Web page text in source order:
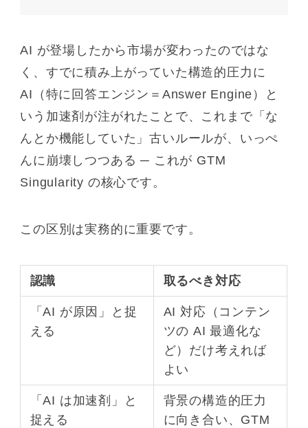
AI が登場したから市場が変わったのではな
く、すでに積み上がっていた構造的圧力に
AI（特に回答エンジン＝Answer Engine）と
いう加速剤が注がれたことで、これまで「な
んとか機能していた」古いルールが、いっぺ
んに崩壊しつつある ─ これが GTM
Singularity の核心です。
この区別は実務的に重要です。
認識 取るべき対応
「AI が原因」と捉
える
AI 対応（コンテン
ツの AI 最適化な
ど）だけ考えれば
よい
「AI は加速剤」と
捉える
背景の構造的圧力
に向き合い、GTM